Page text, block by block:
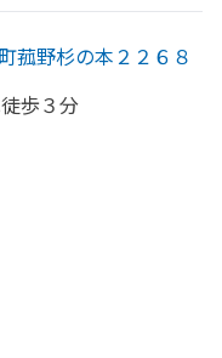
菰野杉の本２２６８
徒歩３分